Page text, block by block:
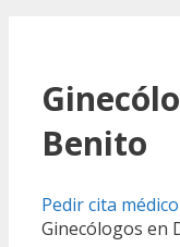
Benito
Pedir cita médico
Ginecólogos en